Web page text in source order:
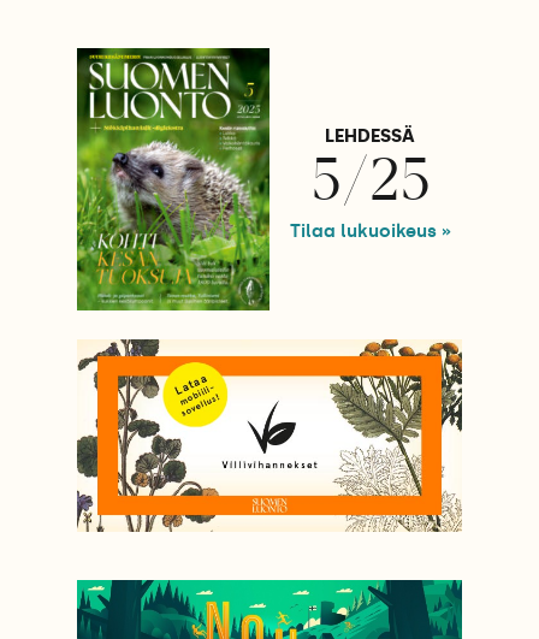
LEHDESSÄ
5/25
Tilaa lukuoikeus »